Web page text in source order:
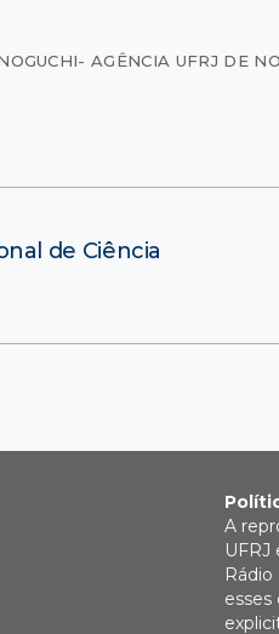
AGÊNCIA UFRJ DE
de Ciência
A
UFRJ
esses